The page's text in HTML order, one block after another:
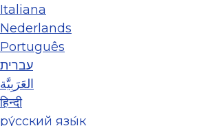
Italiana
Nederlands
Português
עברית
العَرَبِيَّة
हिन्दी
ру́сский язы́к